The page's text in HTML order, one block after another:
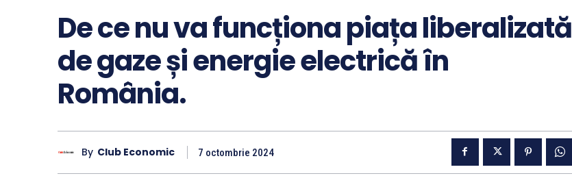
De ce nu va funcționa piața liberalizată
de gaze și energie electrică în
România.
By Club Economic 7 octombrie 2024